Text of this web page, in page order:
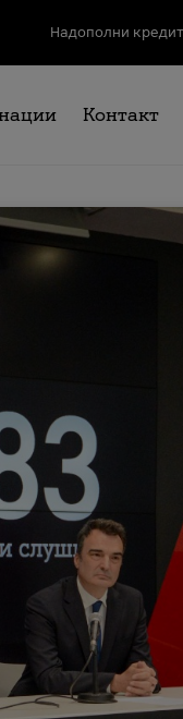
Надополни кредит
Контакт